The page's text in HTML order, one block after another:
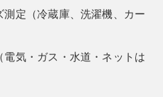
定（冷蔵庫、洗濯機、カー
気・ガス・水道・ネットは